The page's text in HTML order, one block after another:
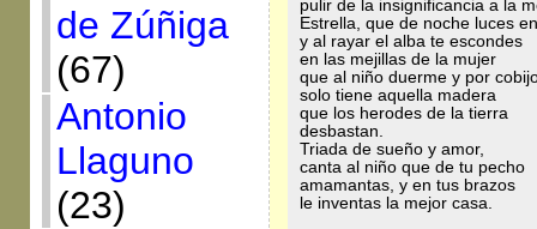
de Zúñiga
(67)
Antonio
Llaguno
(23)
pulir de la insignificancia a la
Estrella, que de noche luces
y al rayar el alba te escondes
en las mejillas de la mujer
que al niño duerme y por
solo tiene aquella madera
que los herodes de la tierra
desbastan.
Triada de sueño y amor,
canta al niño que de tu pecho
amamantas, y en tus brazos
le inventas la mejor casa.